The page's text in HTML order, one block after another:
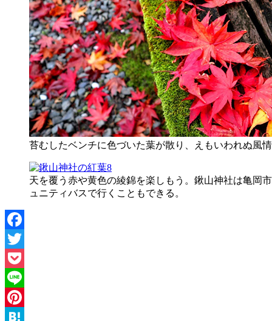
苔むしたベンチに色づいた葉が散り、えもいわれぬ風
天を覆う赤や黄色の綾錦を楽しもう。鍬山神社は亀岡
ュニティバスで行くこともできる。
Facebook
Twitter
Pocket
Line
Pinterest